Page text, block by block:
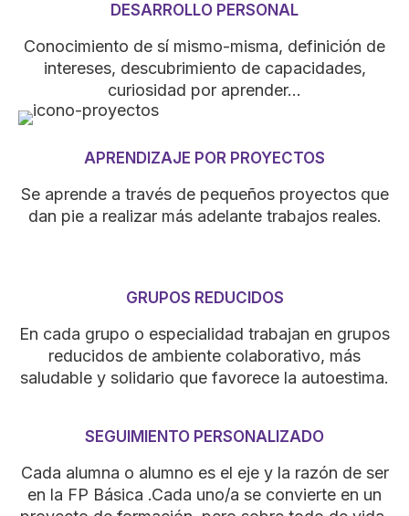
DESARROLLO PERSONAL
Conocimiento de sí mismo-misma, definición de
intereses, descubrimiento de capacidades,
curiosidad por aprender…
APRENDIZAJE POR PROYECTOS
Se aprende a través de pequeños proyectos que
dan pie a realizar más adelante trabajos reales.
GRUPOS REDUCIDOS
En cada grupo o especialidad trabajan en grupos
reducidos de ambiente colaborativo, más
saludable y solidario que favorece la autoestima.
SEGUIMIENTO PERSONALIZADO
Cada alumna o alumno es el eje y la razón de ser
en la FP Básica .Cada uno/a se convierte en un